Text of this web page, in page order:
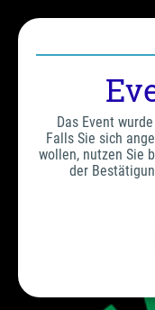
Das Event
Falls Sie sich
wollen, nutzen Sie
der